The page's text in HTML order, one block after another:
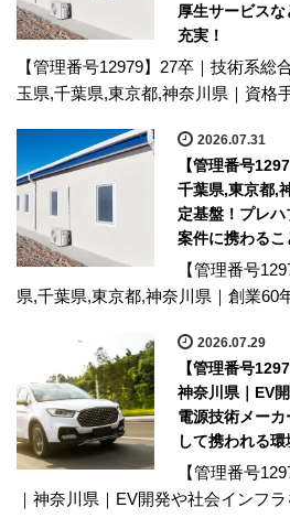
厚生サービス
充実！
【管理番号12979】27卒｜技術系総
玉県,千葉県,東京都,神奈川県｜資格
2026.07.31
【管理番号
千葉県,東京都,
定基盤！プレ
案件に携わるこ
【管理番号
県,千葉県,東京都,神奈川県｜創業
2026.07.29
【管理番号
神奈川県｜EV
電源技術メー
して携われる環
【管理番号
｜神奈川県｜EV開発や社会インフ